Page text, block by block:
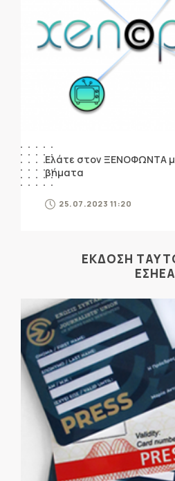
Ελάτε στον ΞΕΝΟΦΩΝΤΑ
βήματα
25.07.2023 11:20
ΕΚΔΟΣΗ
ΕΣΗΕΑ